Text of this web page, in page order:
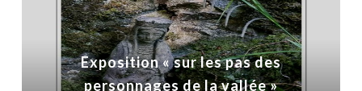
Exposition « sur les pas des
personnages de la vallée »